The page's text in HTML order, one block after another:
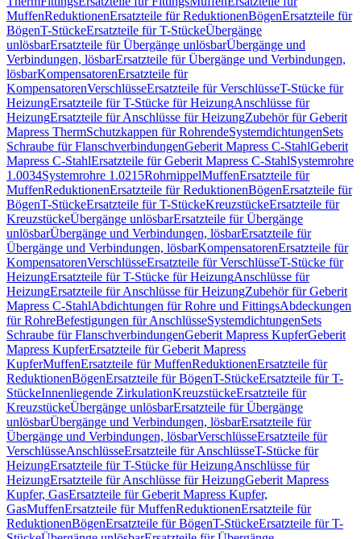
MuffenReduktionenErsatzteile für ReduktionenBögenErsatzteile für
BögenT-StückeErsatzteile für T-StückeÜbergänge
unlösbarErsatzteile für Übergänge unlösbarÜbergänge und
Verbindungen, lösbarErsatzteile für Übergänge und Verbindungen,
lösbarKompensatorenErsatzteile für
KompensatorenVerschlüsseErsatzteile für VerschlüsseT-Stücke für
HeizungErsatzteile für T-Stücke für HeizungAnschlüsse für
HeizungErsatzteile für Anschlüsse für HeizungZubehör für Geberit
Mapress ThermSchutzkappen für RohrendeSystemdichtungenSets
Schraube für FlanschverbindungenGeberit Mapress C-StahlGeberit
Mapress C-StahlErsatzteile für Geberit Mapress C-StahlSystemrohre
1.0034Systemrohre 1.0215RohrnippelMuffenErsatzteile für
MuffenReduktionenErsatzteile für ReduktionenBögenErsatzteile für
BögenT-StückeErsatzteile für T-StückeKreuzstückeErsatzteile für
KreuzstückeÜbergänge unlösbarErsatzteile für Übergänge
unlösbarÜbergänge und Verbindungen, lösbarErsatzteile für
Übergänge und Verbindungen, lösbarKompensatorenErsatzteile für
KompensatorenVerschlüsseErsatzteile für VerschlüsseT-Stücke für
HeizungErsatzteile für T-Stücke für HeizungAnschlüsse für
HeizungErsatzteile für Anschlüsse für HeizungZubehör für Geberit
Mapress C-StahlAbdichtungen für Rohre und FittingsAbdeckungen
für RohreBefestigungen für AnschlüsseSystemdichtungenSets
Schraube für FlanschverbindungenGeberit Mapress KupferGeberit
Mapress KupferErsatzteile für Geberit Mapress
KupferMuffenErsatzteile für MuffenReduktionenErsatzteile für
ReduktionenBögenErsatzteile für BögenT-StückeErsatzteile für T-
StückeInnenliegende ZirkulationKreuzstückeErsatzteile für
KreuzstückeÜbergänge unlösbarErsatzteile für Übergänge
unlösbarÜbergänge und Verbindungen, lösbarErsatzteile für
Übergänge und Verbindungen, lösbarVerschlüsseErsatzteile für
VerschlüsseAnschlüsseErsatzteile für AnschlüsseT-Stücke für
HeizungErsatzteile für T-Stücke für HeizungAnschlüsse für
HeizungErsatzteile für Anschlüsse für HeizungGeberit Mapress
Kupfer, GasErsatzteile für Geberit Mapress Kupfer,
GasMuffenErsatzteile für MuffenReduktionenErsatzteile für
ReduktionenBögenErsatzteile für BögenT-StückeErsatzteile für T-